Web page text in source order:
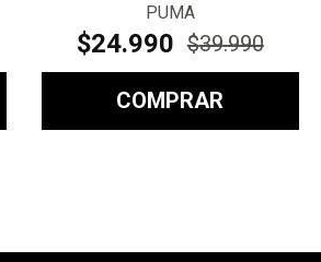
PUMA
$24.990 $39.990
COMPRAR